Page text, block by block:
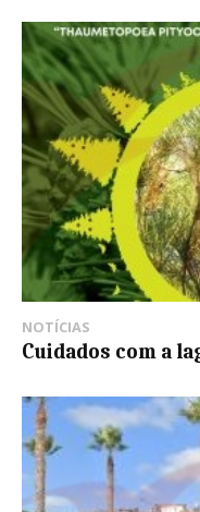
NOTÍCIAS
Cuidados com a